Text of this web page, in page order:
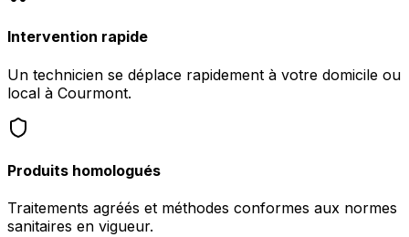
Intervention rapide
Un technicien se déplace rapidement à votre domicile ou
local à Courmont.
Produits homologués
Traitements agréés et méthodes conformes aux normes
sanitaires en vigueur.